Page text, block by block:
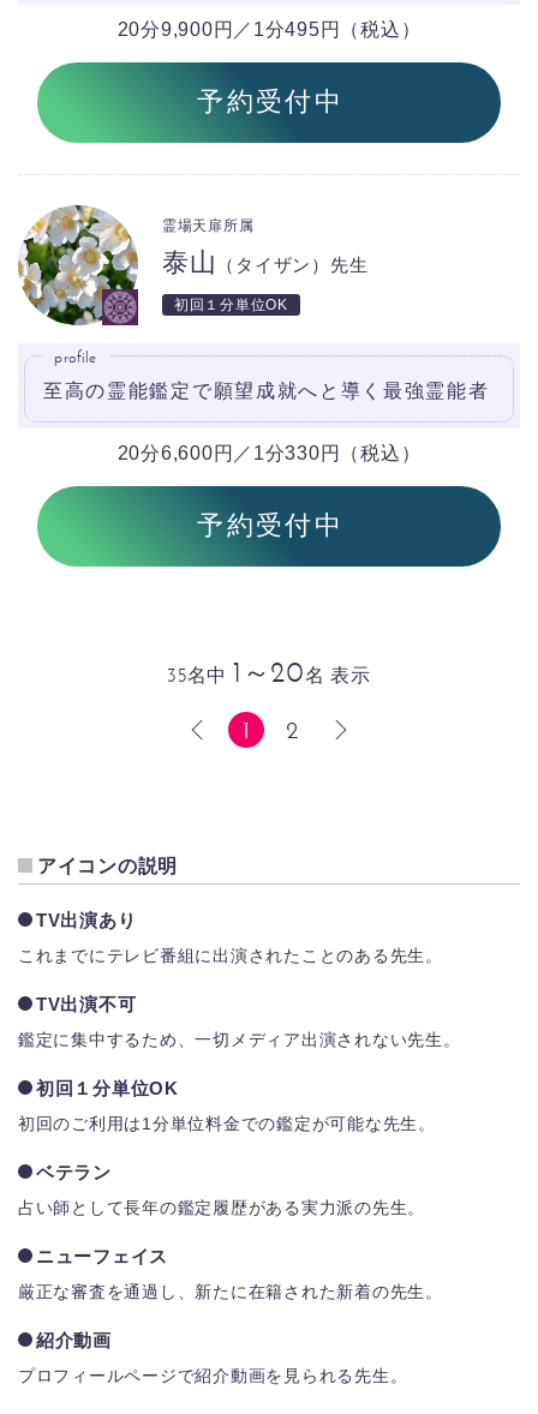
20分9,900円／1分495円（税込）
予約受付中
泰山 （タイザン）先生
霊場天扉所属
初回１分単位OK
profile
至高の霊能鑑定で願望成就へと導く最強霊能者
20分6,600円／1分330円（税込）
予約受付中
35名中 1～20名 表示
1 2
アイコンの説明
TV出演あり
これまでにテレビ番組に出演されたことのある先生。
TV出演不可
鑑定に集中するため、一切メディア出演されない先生。
初回１分単位OK
初回のご利用は1分単位料金での鑑定が可能な先生。
ベテラン
占い師として長年の鑑定履歴がある実力派の先生。
ニューフェイス
厳正な審査を通過し、新たに在籍された新着の先生。
紹介動画
プロフィールページで紹介動画を見られる先生。